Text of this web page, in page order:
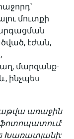
մուտքի
էժան,
մարզանք-
ինչպես
առաջին
Խառատյանի: